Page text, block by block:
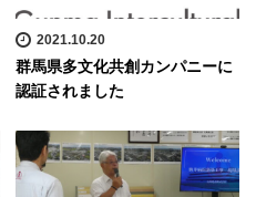
2021.10.20
群馬県多文化共創カンパニーに
認証されました